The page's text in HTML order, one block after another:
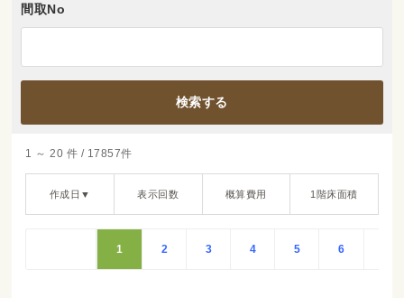
間取No
1 ～ 20 件 / 17857件
作成日▼ 表示回数 概算費用 1階床面積
1 2 3 4 5 6